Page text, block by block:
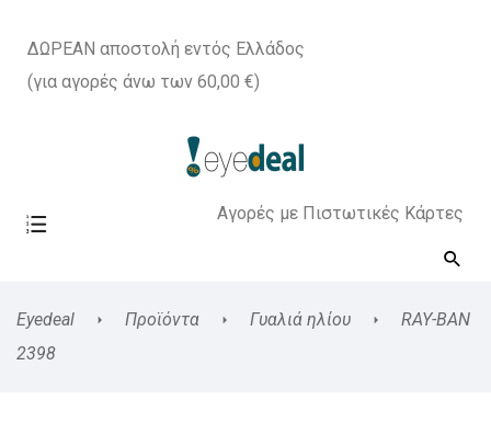
ΔΩΡΕΑΝ αποστολή εντός Ελλάδος
(για αγορές άνω των 60,00 €)
Αγορές με Πιστωτικές Κάρτες
Eyedeal Προϊόντα Γυαλιά ηλίου
RAY-BAN
2398